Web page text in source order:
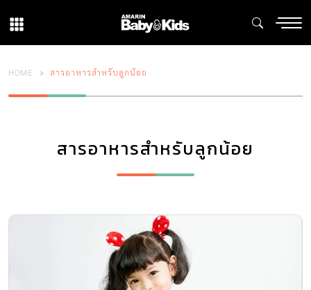
HOME สารอาหารสำหรับลูกน้อย
สารอาหารสำหรับลูกน้อย